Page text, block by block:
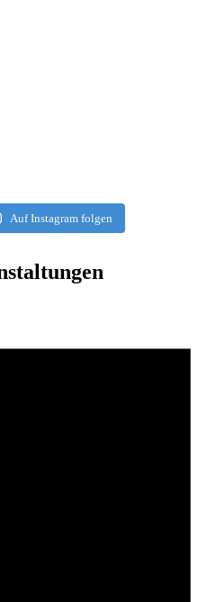
Auf Instagram folgen